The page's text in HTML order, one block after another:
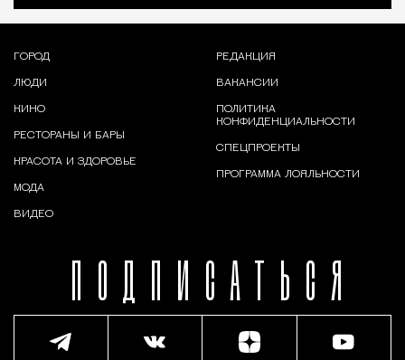
ПОДПИСАТЬСЯ
ГОРОД
ЛЮДИ
КИНО
РЕСТОРАНЫ И БАРЫ
КРАСОТА И ЗДОРОВЬЕ
МОДА
ВИДЕО
РЕДАКЦИЯ
ВАКАНСИИ
ПОЛИТИКА
КОНФИДЕНЦИАЛЬНОСТИ
СПЕЦПРОЕКТЫ
ПРОГРАММА ЛОЯЛЬНОСТИ